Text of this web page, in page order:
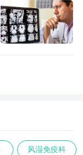
风湿免疫科